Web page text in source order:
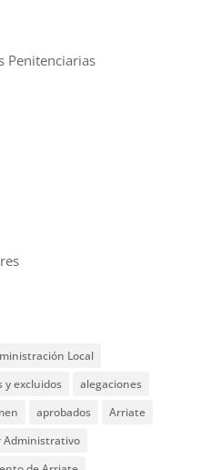
Penitenciarias
Local
y excluidos
alegaciones
aprobados
Arriate
Administrativo